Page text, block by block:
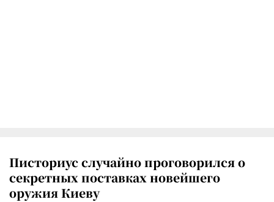
Писториус случайно проговорился о
секретных поставках новейшего
оружия Киеву